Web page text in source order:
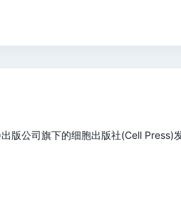
版公司旗下的细胞出版社(Cell